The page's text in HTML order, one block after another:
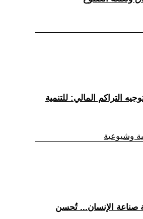
التراكم المالي: للتنمية
وشيوعية
صناعة الإنسان... تُحسن